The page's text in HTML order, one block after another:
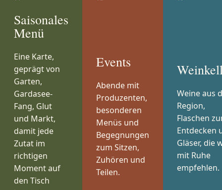
Saisonales
Menü
Eine Karte,
geprägt von
Garten,
Gardasee-
Fang, Glut
und Markt,
damit jede
Zutat im
richtigen
Moment auf
den Tisch
Events
Abende mit
Produzenten,
besonderen
Menüs und
Begegnungen
zum Sitzen,
Zuhören und
Teilen.
Weine aus
Region,
Flaschen
Entdecken
Gläser, die
mit Ruhe
empfehlen.